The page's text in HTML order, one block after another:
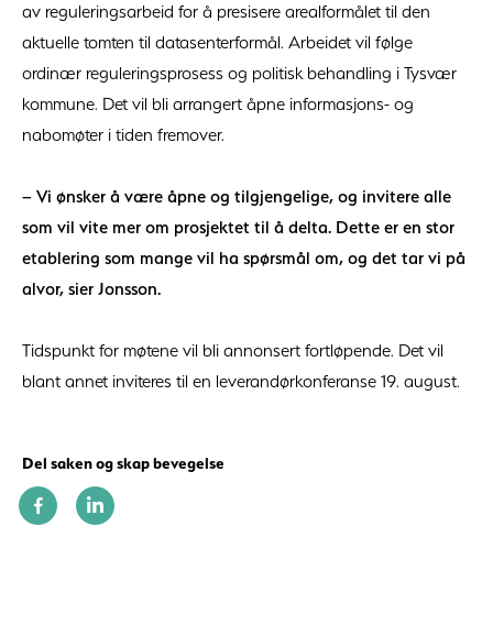
av reguleringsarbeid for å presisere arealformålet til den
aktuelle tomten til datasenterformål. Arbeidet vil følge
ordinær reguleringsprosess og politisk behandling i Tysvær
kommune. Det vil bli arrangert åpne informasjons- og
nabomøter i tiden fremover.
– Vi ønsker å være åpne og tilgjengelige, og invitere alle
som vil vite mer om prosjektet til å delta. Dette er en stor
etablering som mange vil ha spørsmål om, og det tar vi på
alvor, sier Jonsson.
Tidspunkt for møtene vil bli annonsert fortløpende. Det vil
blant annet inviteres til en leverandørkonferanse 19. august.
Del saken og skap bevegelse